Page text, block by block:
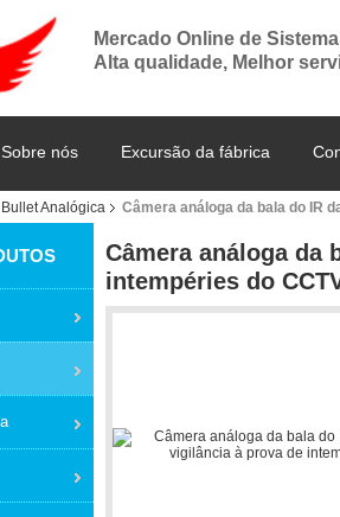
Mercado Online de
Alta qualidade, Melhor
Sobre nós Excursão da fábrica
Analógica Câmera análoga da bala do IR
Câmera análoga da
intempéries do